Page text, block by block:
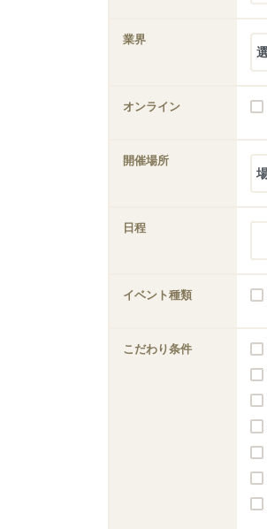
業界
オンライン
開催場所
日程
イベント種類
こだわり条件